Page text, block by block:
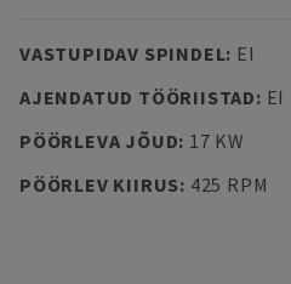
VASTUPIDAV SPINDEL: EI
AJENDATUD TÖÖRIISTAD: EI
PÖÖRLEVA JÕUD: 17 KW
PÖÖRLEV KIIRUS: 425 RPM